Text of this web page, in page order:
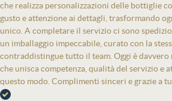
che realizza personalizzazioni delle bottiglie
gusto e attenzione ai dettagli, trasformando
unico. A completare il servizio ci sono
un imballaggio impeccabile, curato con la
contraddistingue tutto il team. Oggi è davvero
che unisca competenza, qualità del servizio e
questo modo. Complimenti sinceri e grazie a